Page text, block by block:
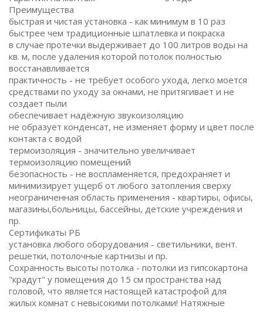
Преимущества
быстрая и чистая установка - как минимум в 10 раз
быстрее чем традиционные шпатлевка и покраска
в случае протечки выдерживает до 100 литров воды на
кв. м, после удаления которой потолок полностью
восстанавливается
практичность - не требует особого ухода, легко моется
средствами по уходу за окнами, не притягивает и не
создает пыли
обеспечивает надёжную звукоизоляцию
не образует конденсат, не изменяет форму и цвет после
контакта с водой
термоизоляция - значительно увеличивает
термоизоляцию помещений
безопасность - не воспламеняется, предохраняет и
минимизирует ущерб от любого затопления сверху
неограниченная область применения - квартиры, офисы,
магазины,больницы, бассейны, детские учреждения и
пр.
Сертификаты РБ
установка любого оборудования - светильники, вент.
решетки, потолочные картнизы и пр.
Сохранность высоты потолка - потолки из гипсокартона
"крадут" у помещения до 15 см пространства над
головой, что является настоящей катастрофой для
жилых комнат с невысокими потолками! Натяжные